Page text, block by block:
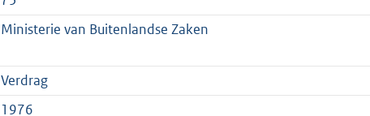
Ministerie van Buitenlandse Zaken
Verdrag
1976